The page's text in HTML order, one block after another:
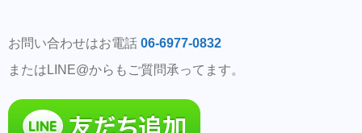
お問い合わせはお電話 06-6977-0832
またはLINE@からもご質問承ってます。